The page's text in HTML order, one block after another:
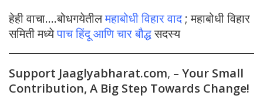
हेही वाचा….बोधगयेतीलमहाबोधी विहार वाद; महाबोधी विहार
समिती मध्येपाच हिंदू आणि चार बौद्धसदस्य
Support Jaaglyabharat.com, – Your Small
Contribution, A Big Step Towards Change!